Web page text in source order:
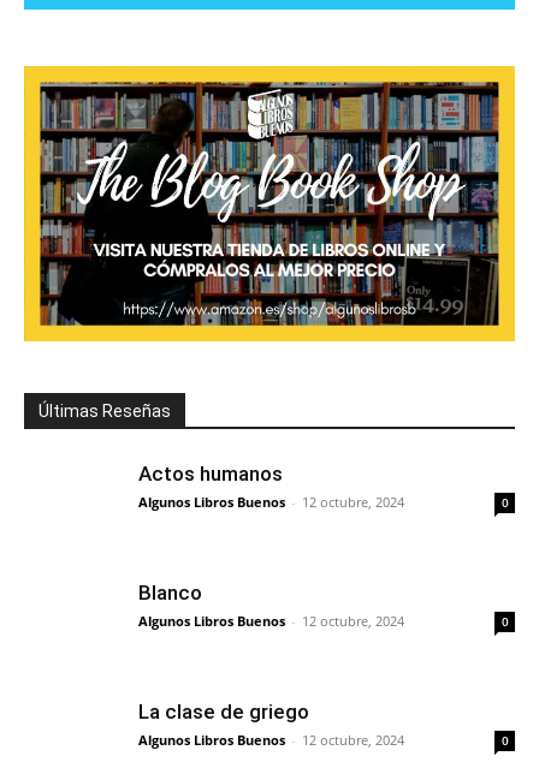
Últimas Reseñas
Actos humanos
Algunos Libros Buenos - 12 octubre, 2024 0
Blanco
Algunos Libros Buenos - 12 octubre, 2024 0
La clase de griego
Algunos Libros Buenos - 12 octubre, 2024 0